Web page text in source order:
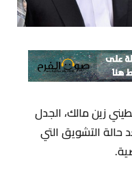
زين مالك، الجدل
حالة التشويق التي